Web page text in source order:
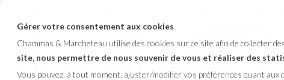
Gérer votre consentement aux cookies
Chammas & Marcheteau utilise des cookies sur ce site afin de collecter
site, nous permettre de nous souvenir de vous et réaliser des
Vous pouvez, à tout moment, ajuster/modifier vos préférences quant